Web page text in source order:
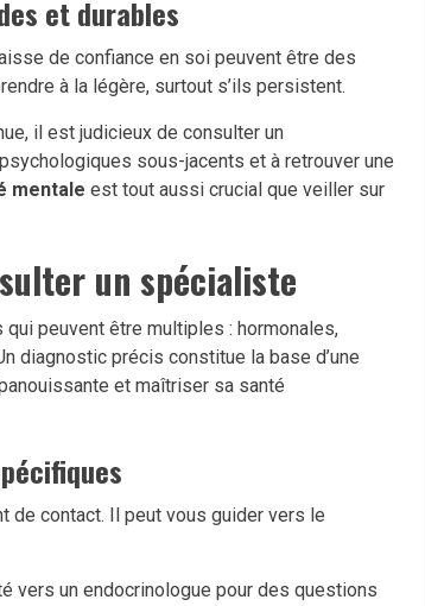
et durables
de confiance en soi peuvent être des
à la légère, surtout s’ils persistent.
il est judicieux de consulter un
sous-jacents et à retrouver une
mentale est tout aussi crucial que veiller sur
un spécialiste
peuvent être multiples : hormonales,
diagnostic précis constitue la base d’une
et maîtriser sa santé
de contact. Il peut vous guider vers le
vers un endocrinologue pour des questions